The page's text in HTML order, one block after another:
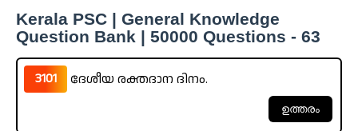
Kerala PSC | General Knowledge
Question Bank | 50000 Questions - 63
3101 ദേശീയ രക്തദാന ദിനം.